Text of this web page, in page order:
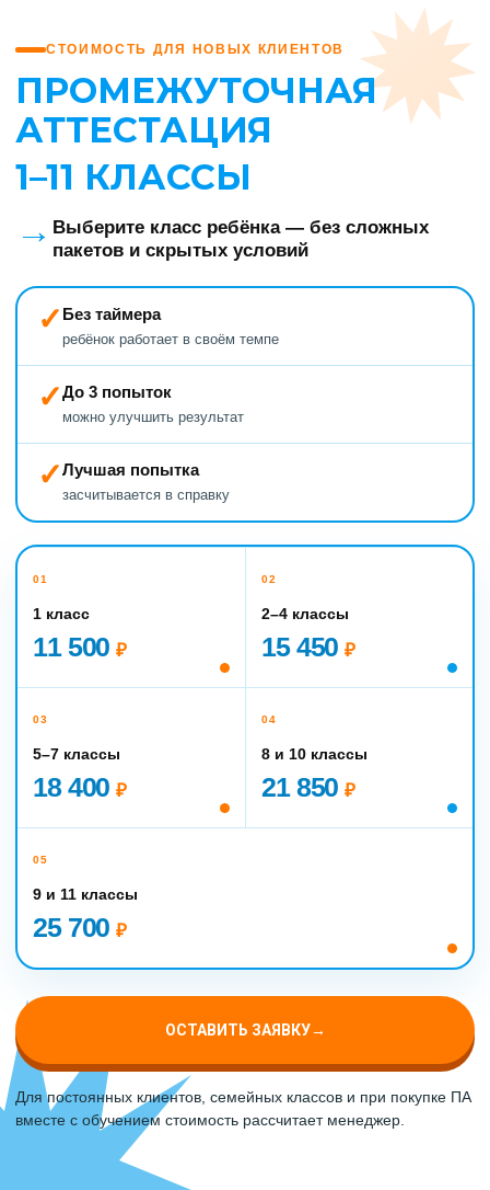
СТОИМОСТЬ ДЛЯ НОВЫХ КЛИЕНТОВ
ПРОМЕЖУТОЧНАЯ
АТТЕСТАЦИЯ
1–11 КЛАССЫ
→ Выберите класс ребёнка — без сложных
пакетов и скрытых условий
✓ Без таймера
ребёнок работает в своём темпе
✓До 3 попыток
можно улучшить результат
✓Лучшая попытка
засчитывается в справку
01
1 класс
11 500₽
02
2–4 классы
15 450₽
03
5–7 классы
18 400₽
04
8 и 10 классы
21 850₽
05
9 и 11 классы
25 700₽
ОСТАВИТЬ ЗАЯВКУ→
Для постоянных клиентов, семейных классов и при покупке ПА
вместе с обучением стоимость рассчитает менеджер.